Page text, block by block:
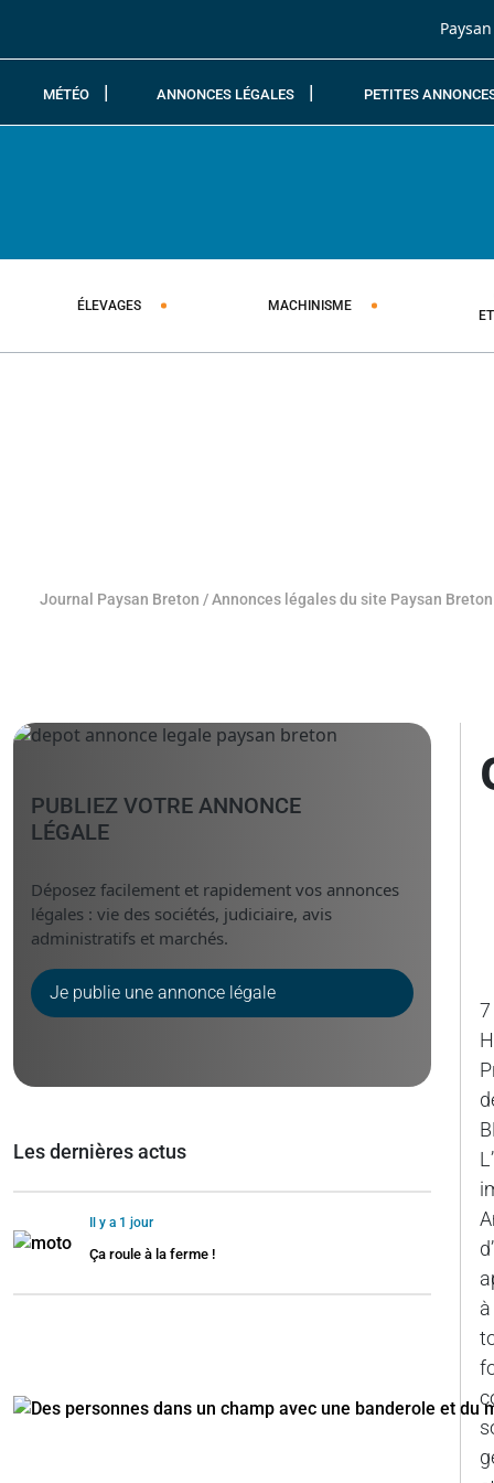
MÉTÉO ANNONCES LÉGALES PETITES
ÉLEVAGES MACHINISME
Journal Paysan Breton /Annonces légales du site Paysan Breton
PUBLIEZ VOTRE ANNONCE
LÉGALE
Déposez facilement et rapidement vos annonces
légales : vie des sociétés, judiciaire, avis
administratifs et marchés.
Je publie une annonce légale
Les dernières actus
Il y a 1 jour
Ça roule à la ferme !